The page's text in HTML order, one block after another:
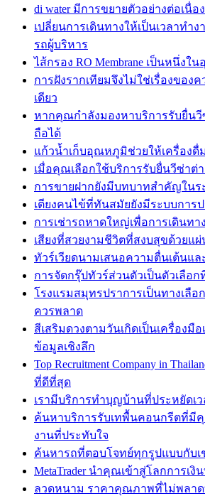
di water มีการขยายตัวอย่างต่อเนื่อง
เปลี่ยนการเดินทางให้เป็นเวลาทำ
รถผู้บริหาร
ไส้กรอง RO Membrane เป็นหนึ่ง
การฝังรากเทียมจึงไม่ใช่เรื่องของ
เดียว
หากคุณกำลังมองหาบริการรับยื่นวี
ถือได้
แก้วน้ำเก็บอุณหภูมิช่วยให้เครื่อง
เมื่อคุณเลือกใช้บริการรับยื่นวีซ่าต่า
การขายฝากยังมีบทบาทสำคัญในร
เตียงคนไข้ที่ทันสมัยยังมีระบบการ
การเช่ารถหาดใหญ่เพื่อการเดินทา
เสียงที่สวยงามชีวิตที่สงบสุขด้วยแผ่
ทัวร์เวียดนามเสนอความตื่นเต้นแ
การจัดกรุ๊ปทัวร์ส่วนตัวเป็นตัวเลือ
โรงแรมสมุทรปราการเป็นทางเลื
ควรพลาด
สีเสริมดวงตามวันเกิดเป็นเครื่อง
ข้อมูลเชิงลึก
Top Recruitment Company in
ที่ดีที่สุด
เรามีบริการทำบุญบ้านที่ประหยัดเ
ค้นหาบริการรับเทพื้นคอนกรีตที่มี
งานที่ประทับใจ
ค้นหารถที่ตอบโจทย์ทุกรูปแบบกับเ
MetaTrader นำคุณเข้าสู่โลกการเ
ลวดหนาม ราคาคุณภาพที่ไม่พลา